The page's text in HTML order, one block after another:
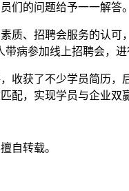
们的问题给予一一解
、招聘会服务的认可
病参加线上招聘会，
获了不少学员简历，
配，实现学员与企业双
自转载。